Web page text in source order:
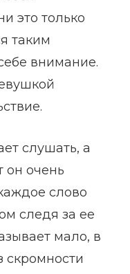
это только
таким
внимание.
слушать, а
он очень
слово
следя за ее
мало, в
скромности